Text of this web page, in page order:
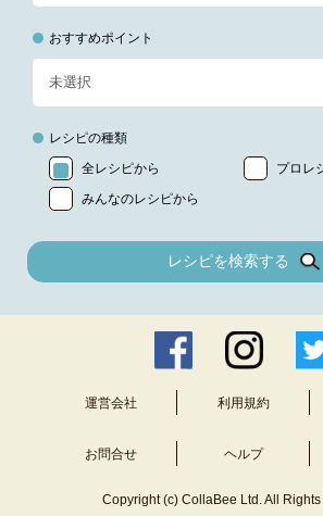
おすすめポイント
レシピの種類
全レシピから
プロレ
みんなのレシピから
レシピを検索する
運営会社 利用規約
お問合せ ヘルプ
Copyright (c) CollaBee Ltd. All Rights